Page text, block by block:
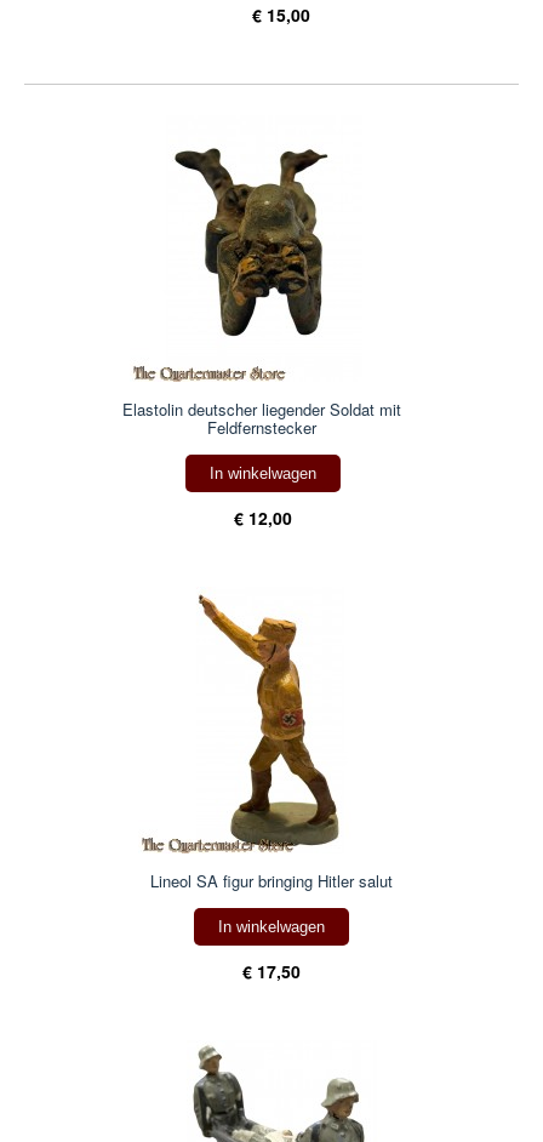
€ 15,00
Elastolin deutscher liegender Soldat mit
Feldfernstecker
In winkelwagen
€ 12,00
Lineol SA figur bringing Hitler salut
In winkelwagen
€ 17,50